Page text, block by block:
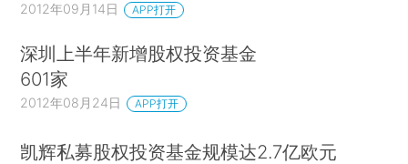
2012年09月14日 APP打开
深圳上半年新增股权投资基金
601家
2012年08月24日 APP打开
凯辉私募股权投资基金规模达2.7亿欧元